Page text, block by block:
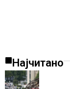
Најчитано